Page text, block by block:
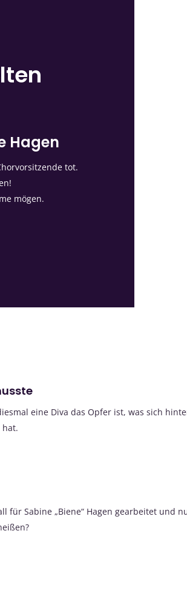
Hagen
tot.
mögen.
eine Diva das Opfer ist, was sich
für Sabine „Biene“ Hagen gearbeitet und